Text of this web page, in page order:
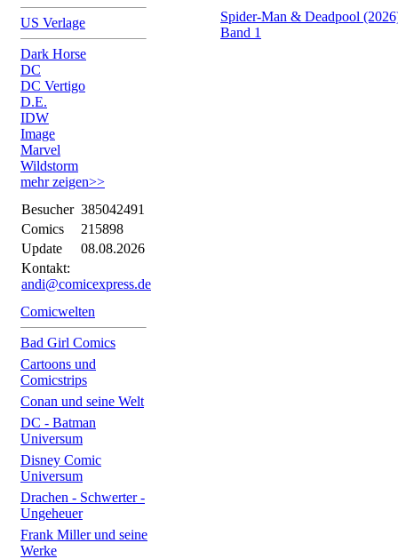
US Verlage
Dark Horse
DC
DC Vertigo
D.E.
IDW
Image
Marvel
Wildstorm
mehr zeigen>>
Besucher 385042491
Comics
215898
Update
08.08.2026
Kontakt:
andi@comicexpress.de
Comicwelten
Bad Girl Comics
Cartoons und
Comicstrips
Conan und seine Welt
DC - Batman
Universum
Disney Comic
Universum
Drachen - Schwerter -
Ungeheuer
Frank Miller und seine
Werke
Spider-Man & Deadpool
Band 1